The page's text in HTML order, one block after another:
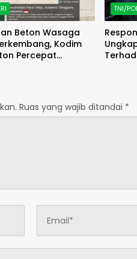
Beton Wasaga
Kodim
Percepat
TNI/
Ruas yang wajib ditandai *